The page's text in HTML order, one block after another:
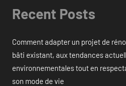
Recent Posts
Comment adapter un projet de
bâti existant, aux tendances
environnementales tout en
son mode de vie